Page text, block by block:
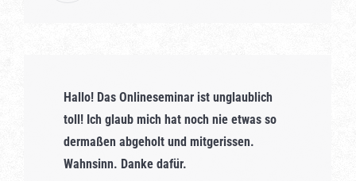
Hallo! Das Onlineseminar ist unglaublich
toll! Ich glaub mich hat noch nie etwas so
dermaßen abgeholt und mitgerissen.
Wahnsinn. Danke dafür.